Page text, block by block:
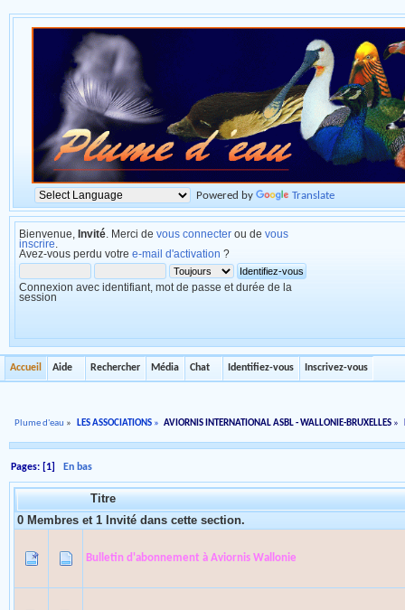
Powered by Translate
Bienvenue, Invité . Merci de vous connecter ou de vous
inscrire
Avez-vous perdu votre e-mail d'activation ?
Connexion avec identifiant, mot de passe et durée de la
session
Accueil Aide Rechercher Média Chat Identifiez-vous Inscrivez-vous
Plume d'eau » LES ASSOCIATIONS» AVIORNIS INTERNATIONAL ASBL - WALLONIE-BRUXELLES »
Pages: [1]En bas
Titre
0 Membres et 1 Invité dans cette section.
Bulletin d'abonnement à Aviornis Wallonie